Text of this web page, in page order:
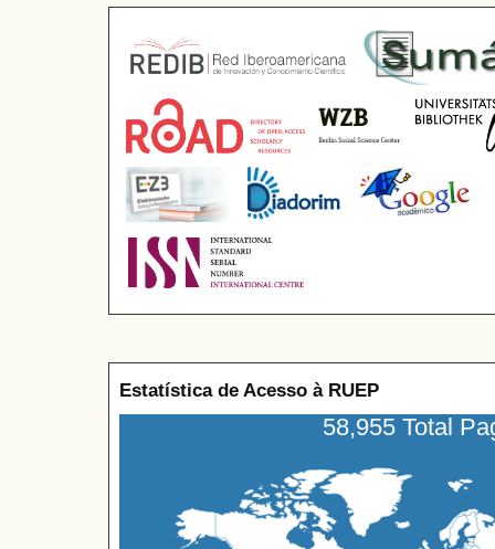
Estatística de Acesso à RUEP
58,955 Total